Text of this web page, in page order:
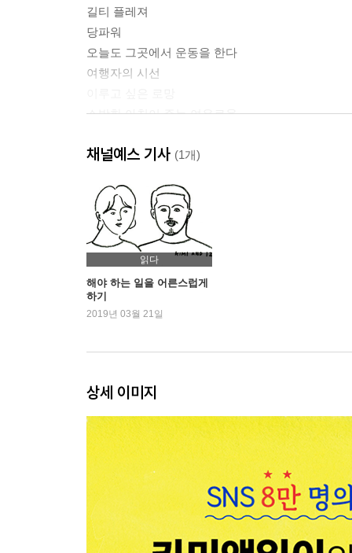
길티 플레져
당파워
오늘도 그곳에서 운동을 한다
여행자의 시선
소박한 아침이 주는 여유로움
2장
눈을 감으니, 비로소 들리는 것들
좋아하는 일이 직업이 된다면
포장하는 마음
보통의 어른
심플한 디자인을 좋아하세요?
I hate PET
부전시장
3장
스몰웨딩
오늘도 보통의 하루가 지나가
좋아하는 것엔 ‘이유’가 없다
부부 여러분, 잘 싸워봅시다
희은투어 1
희은투어 2
희은투어 3
채널예스 기사 (1개)
읽다
해야 하는 일을 어른스럽게
하기
2019년 03월 21일
상세 이미지